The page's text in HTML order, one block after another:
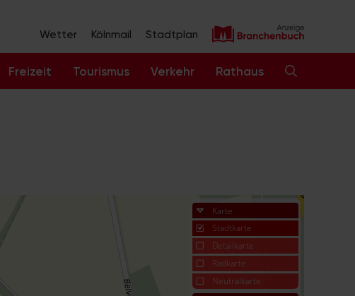
Wetter Kölnmail Stadtplan
Freizeit Tourismus Verkehr Rathaus